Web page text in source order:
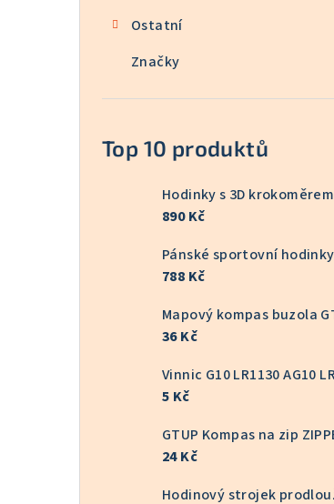
Ostatní
Značky
Top 10 produktů
890 Kč
788 Kč
36 Kč
5 Kč
24 Kč